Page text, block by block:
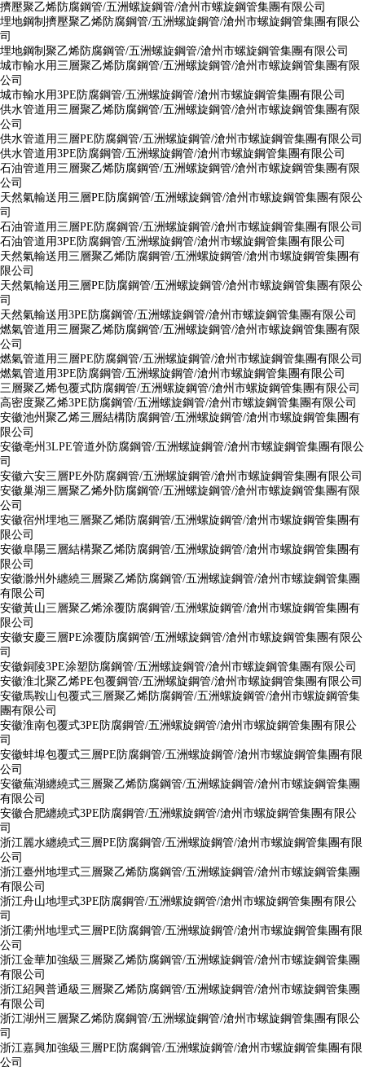
擠壓聚乙烯防腐鋼管/五洲螺旋鋼管/滄州市螺旋鋼管集團有限公司
埋地鋼制擠壓聚乙烯防腐鋼管/五洲螺旋鋼管/滄州市螺旋鋼管集團有限公
司
埋地鋼制聚乙烯防腐鋼管/五洲螺旋鋼管/滄州市螺旋鋼管集團有限公司
城市輸水用三層聚乙烯防腐鋼管/五洲螺旋鋼管/滄州市螺旋鋼管集團有限
公司
城市輸水用3PE防腐鋼管/五洲螺旋鋼管/滄州市螺旋鋼管集團有限公司
供水管道用三層聚乙烯防腐鋼管/五洲螺旋鋼管/滄州市螺旋鋼管集團有限
公司
供水管道用三層PE防腐鋼管/五洲螺旋鋼管/滄州市螺旋鋼管集團有限公司
供水管道用3PE防腐鋼管/五洲螺旋鋼管/滄州市螺旋鋼管集團有限公司
石油管道用三層聚乙烯防腐鋼管/五洲螺旋鋼管/滄州市螺旋鋼管集團有限
公司
天然氣輸送用三層PE防腐鋼管/五洲螺旋鋼管/滄州市螺旋鋼管集團有限公
司
石油管道用三層PE防腐鋼管/五洲螺旋鋼管/滄州市螺旋鋼管集團有限公司
石油管道用3PE防腐鋼管/五洲螺旋鋼管/滄州市螺旋鋼管集團有限公司
天然氣輸送用三層聚乙烯防腐鋼管/五洲螺旋鋼管/滄州市螺旋鋼管集團有
限公司
天然氣輸送用三層PE防腐鋼管/五洲螺旋鋼管/滄州市螺旋鋼管集團有限公
司
天然氣輸送用3PE防腐鋼管/五洲螺旋鋼管/滄州市螺旋鋼管集團有限公司
燃氣管道用三層聚乙烯防腐鋼管/五洲螺旋鋼管/滄州市螺旋鋼管集團有限
公司
燃氣管道用三層PE防腐鋼管/五洲螺旋鋼管/滄州市螺旋鋼管集團有限公司
燃氣管道用3PE防腐鋼管/五洲螺旋鋼管/滄州市螺旋鋼管集團有限公司
三層聚乙烯包覆式防腐鋼管/五洲螺旋鋼管/滄州市螺旋鋼管集團有限公司
高密度聚乙烯3PE防腐鋼管/五洲螺旋鋼管/滄州市螺旋鋼管集團有限公司
安徽池州聚乙烯三層結構防腐鋼管/五洲螺旋鋼管/滄州市螺旋鋼管集團有
限公司
安徽亳州3LPE管道外防腐鋼管/五洲螺旋鋼管/滄州市螺旋鋼管集團有限公
司
安徽六安三層PE外防腐鋼管/五洲螺旋鋼管/滄州市螺旋鋼管集團有限公司
安徽巢湖三層聚乙烯外防腐鋼管/五洲螺旋鋼管/滄州市螺旋鋼管集團有限
公司
安徽宿州埋地三層聚乙烯防腐鋼管/五洲螺旋鋼管/滄州市螺旋鋼管集團有
限公司
安徽阜陽三層結構聚乙烯防腐鋼管/五洲螺旋鋼管/滄州市螺旋鋼管集團有
限公司
安徽滁州外纏繞三層聚乙烯防腐鋼管/五洲螺旋鋼管/滄州市螺旋鋼管集團
有限公司
安徽黃山三層聚乙烯涂覆防腐鋼管/五洲螺旋鋼管/滄州市螺旋鋼管集團有
限公司
安徽安慶三層PE涂覆防腐鋼管/五洲螺旋鋼管/滄州市螺旋鋼管集團有限公
司
安徽銅陵3PE涂塑防腐鋼管/五洲螺旋鋼管/滄州市螺旋鋼管集團有限公司
安徽淮北聚乙烯PE包覆鋼管/五洲螺旋鋼管/滄州市螺旋鋼管集團有限公司
安徽馬鞍山包覆式三層聚乙烯防腐鋼管/五洲螺旋鋼管/滄州市螺旋鋼管集
團有限公司
安徽淮南包覆式3PE防腐鋼管/五洲螺旋鋼管/滄州市螺旋鋼管集團有限公
司
安徽蚌埠包覆式三層PE防腐鋼管/五洲螺旋鋼管/滄州市螺旋鋼管集團有限
公司
安徽蕪湖纏繞式三層聚乙烯防腐鋼管/五洲螺旋鋼管/滄州市螺旋鋼管集團
有限公司
安徽合肥纏繞式3PE防腐鋼管/五洲螺旋鋼管/滄州市螺旋鋼管集團有限公
司
浙江麗水纏繞式三層PE防腐鋼管/五洲螺旋鋼管/滄州市螺旋鋼管集團有限
公司
浙江臺州地埋式三層聚乙烯防腐鋼管/五洲螺旋鋼管/滄州市螺旋鋼管集團
有限公司
浙江舟山地埋式3PE防腐鋼管/五洲螺旋鋼管/滄州市螺旋鋼管集團有限公
司
浙江衢州地埋式三層PE防腐鋼管/五洲螺旋鋼管/滄州市螺旋鋼管集團有限
公司
浙江金華加強級三層聚乙烯防腐鋼管/五洲螺旋鋼管/滄州市螺旋鋼管集團
有限公司
浙江紹興普通級三層聚乙烯防腐鋼管/五洲螺旋鋼管/滄州市螺旋鋼管集團
有限公司
浙江湖州三層聚乙烯防腐鋼管/五洲螺旋鋼管/滄州市螺旋鋼管集團有限公
司
浙江嘉興加強級三層PE防腐鋼管/五洲螺旋鋼管/滄州市螺旋鋼管集團有限
公司